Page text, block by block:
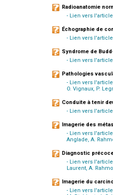
Radioanatomie
- Lien vers
Échographie de
- Lien vers
Syndrome de
- Lien vers
Pathologies
- Lien vers
O. Vignaux, P.
Conduite à tenir
- Lien vers
Imagerie des
- Lien vers
Anglade, A.
Diagnostic
- Lien vers
Laurent, A.
Imagerie du
- Lien vers